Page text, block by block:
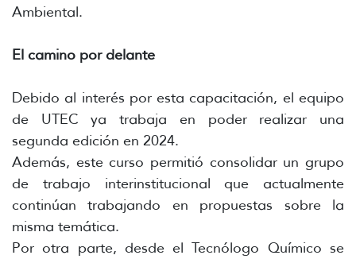
Ambiental.
El camino por delante
Debido al interés por esta capacitación, el equipo
de UTEC ya trabaja en poder realizar una
segunda edición en 2024.
Además, este curso permitió consolidar un grupo
de trabajo interinstitucional que actualmente
continúan trabajando en propuestas sobre la
misma temática.
Por otra parte, desde el Tecnólogo Químico se